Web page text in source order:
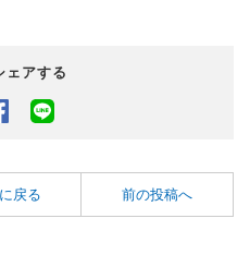
ェアする
Facebook
戻る 前の投稿へ